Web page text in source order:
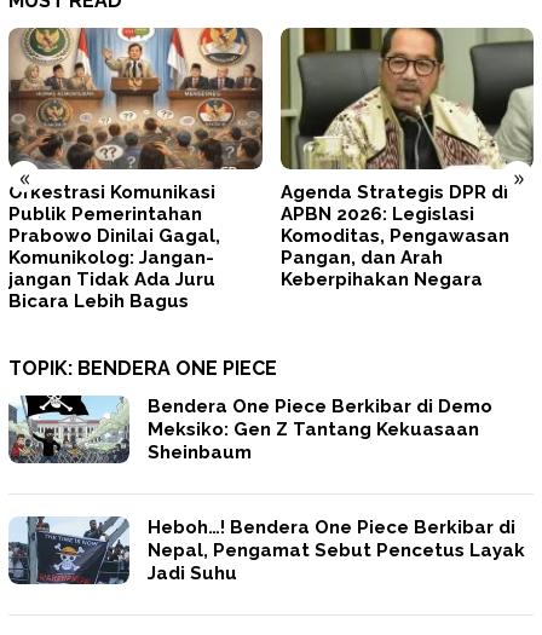
« »
Agenda Strategis DPR di
APBN 2026: Legislasi
Komoditas, Pengawasan
Pangan, dan Arah
Keberpihakan Negara
Tegas! Prabowo Minta
TNI–Polri Memperbaiki Diri
dan Mengunci
Profesionalisme
TOPIK: BENDERA ONE PIECE
Bendera One Piece Berkibar di Demo
Meksiko: Gen Z Tantang Kekuasaan
Sheinbaum
Heboh…! Bendera One Piece Berkibar di
Nepal, Pengamat Sebut Pencetus Layak
Jadi Suhu